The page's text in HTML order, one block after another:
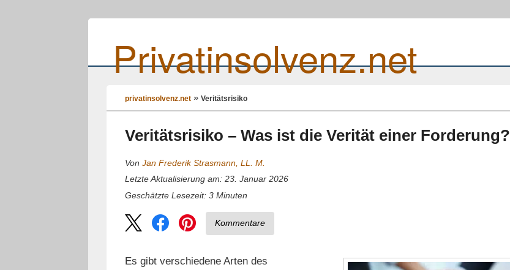
Privatinsolvenz.net
privatinsolvenz.net Veritätsrisiko
Veritätsrisiko – Was ist die Verität einer Forderung?
Von Jan Frederik Strasmann, LL. M.
Letzte Aktualisierung am: 23. Januar 2026
Geschätzte Lesezeit: 3 Minuten
Kommentare
Es gibt verschiedene Arten des